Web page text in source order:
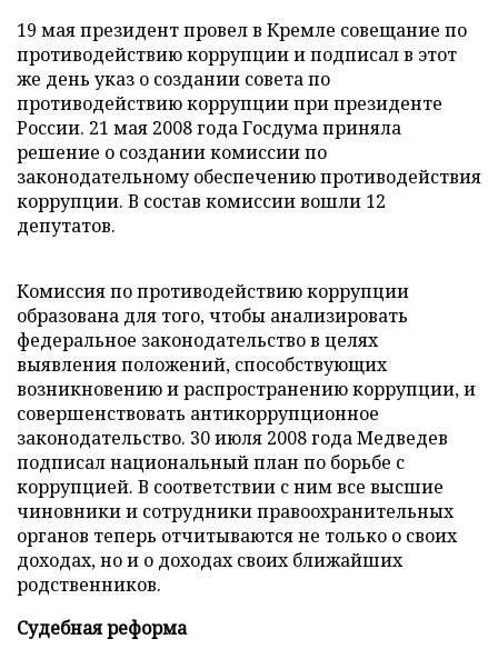
19 мая президент провел в Кремле совещание по
противодействию коррупции и подписал в этот
же день указ о создании совета по
противодействию коррупции при президенте
России. 21 мая 2008 года Госдума приняла
решение о создании комиссии по
законодательному обеспечению противодействия
коррупции. В состав комиссии вошли 12
депутатов.
Комиссия по противодействию коррупции
образована для того, чтобы анализировать
федеральное законодательство в целях
выявления положений, способствующих
возникновению и распространению коррупции, и
совершенствовать антикоррупционное
законодательство. 30 июля 2008 года Медведев
подписал национальный план по борьбе с
коррупцией. В соответствии с ним все высшие
чиновники и сотрудники правоохранительных
органов теперь отчитываются не только о своих
доходах, но и о доходах своих ближайших
родственников.
Судебная реформа